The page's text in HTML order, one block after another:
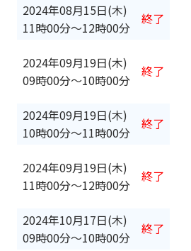
2024年08月15日(木)
11時00分〜12時00分
終了
2024年09月19日(木)
09時00分〜10時00分
終了
2024年09月19日(木)
10時00分〜11時00分
終了
2024年09月19日(木)
11時00分〜12時00分
終了
2024年10月17日(木)
09時00分〜10時00分
終了